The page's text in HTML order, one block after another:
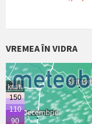
VREMEA ÎN VIDRA